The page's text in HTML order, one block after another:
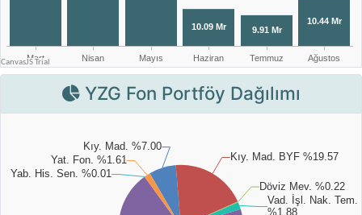
YZG Fon Portföy Dağılımı